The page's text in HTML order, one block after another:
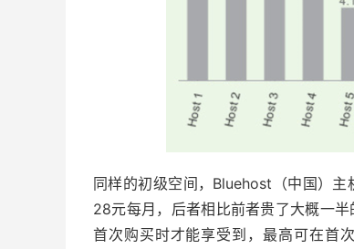
同样的初级空间，Bluehost（中国）
28元每月，后者相比前者贵了大概一
首次购买时才能享受到，最高可在首